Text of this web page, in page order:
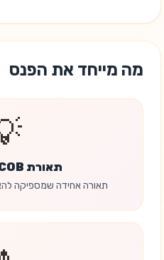
מה מייחד את הפנס
תאורת COB עוצמתית
תאורה אחידה שמספיקה